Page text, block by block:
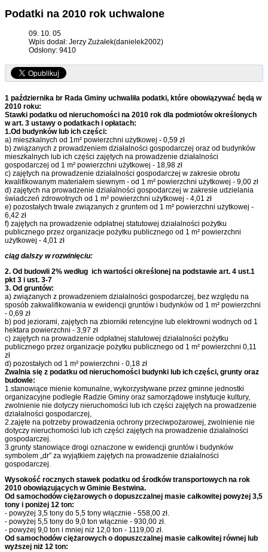
Podatki na 2010 rok uchwalone
09. 10. 05
Wpis dodał: Jerzy Zużałek(danielek2002)
Odsłony: 9410
1 października br Rada Gminy uchwaliła podatki, które obowiązywać będą w
2010 roku:
Stawki podatku od nieruchomości na 2010 rok dla podmiotów określonych
w art. 3 ustawy o podatkach i opłatach:
1.Od budynków lub ich części:
a) mieszkalnych od 1m² powierzchni użytkowej - 0,59 zł
b) związanych z prowadzeniem działalności gospodarczej oraz od budynków
mieszkalnych lub ich części zajętych na prowadzenie działalności
gospodarczej od 1 m² powierzchni użytkowej - 18,98 zł
c) zajętych na prowadzenie działalności gospodarczej w zakresie obrotu
kwalifikowanym materiałem siewnym - od 1 m² powierzchni użytkowej - 9,00 zł
d) zajętych na prowadzenie działalności gospodarczej w zakresie udzielania
świadczeń zdrowotnych od 1 m² powierzchni użytkowej - 4,01 zł
e) pozostałych trwale związanych z gruntem od 1 m² powierzchni użytkowej -
6,42 zł
f) zajętych na prowadzenie odpłatnej statutowej działalności pożytku
publicznego przez organizacje pożytku publicznego od 1 m² powierzchni
użytkowej - 4,01 zł
ciąg dalszy w rozwinięciu:
2. Od budowli 2% według ich wartości określonej na podstawie art. 4 ust.1
pkt 3 i ust. 3-7
3. Od gruntów:
a) związanych z prowadzeniem działalności gospodarczej, bez względu na
sposób zakwalifikowania w ewidencji gruntów i budynków od 1 m² powierzchni
- 0,69 zł
b) pod jeziorami, zajętych na zbiorniki retencyjne lub elektrowni wodnych od 1
hektara powierzchni - 3,97 zł
c) zajętych na prowadzenie odpłatnej statutowej działalności pożytku
publicznego przez organizacje pożytku publicznego od 1 m² powierzchni 0,11
zł
d) pozostałych od 1 m² powierzchni - 0,18 zł
Zwalnia się z podatku od nieruchomości budynki lub ich części, grunty oraz
budowle:
1.stanowiące mienie komunalne, wykorzystywane przez gminne jednostki
organizacyjne podległe Radzie Gminy oraz samorządowe instytucje kultury,
zwolnienie nie dotyczy nieruchomości lub ich części zajętych na prowadzenie
działalności gospodarczej,
2.zajęte na potrzeby prowadzenia ochrony przeciwpożarowej, zwolnienie nie
dotyczy nieruchomości lub ich części zajętych na prowadzenie działalności
gospodarczej.
3.grunty stanowiące drogi oznaczone w ewidencji gruntów i budynków
symbolem „dr” za wyjątkiem zajętych na prowadzenie działalności
gospodarczej.
Wysokość rocznych stawek podatku od środków transportowych na rok
2010 obowiązujących w Gminie Bestwina.
Od samochodów ciężarowych o dopuszczalnej masie całkowitej powyżej 3,5
tony i poniżej 12 ton:
- powyżej 3,5 tony do 5,5 tony włącznie - 558,00 zł.
- powyżej 5,5 tony do 9,0 ton włącznie - 930,00 zł.
- powyżej 9,0 ton i mniej niż 12,0 ton - 1119,00 zł.
Od samochodów ciężarowych o dopuszczalnej masie całkowitej równej lub
wyższej niż 12 ton: